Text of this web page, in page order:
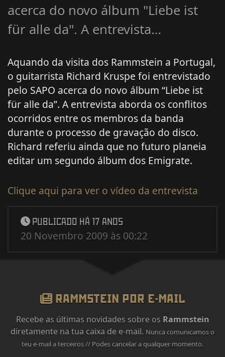
acerca do novo álbum "Liebe ist
für alle da". A entrevista…
Aquando da visita dos Rammstein a Portugal,
o guitarrista Richard Kruspe foi entrevistado
pelo SAPO acerca do novo álbum “Liebe ist
für alle da”. A entrevista aborda os conflitos
ocorridos entre os membros da banda
durante o processo de gravação do disco.
Richard referiu ainda que no futuro planeia
editar um segundo álbum dos Emigrate.
Clique aqui para ver o vídeo da entrevista
PUBLICADO HÁ 17 ANOS
20 Novembro 2009 às 00:22
RAMMSTEIN POR E-MAIL
Recebe as últimas novidades sobre os Rammstein
diretamente na tua caixa de e-mail. Nunca comunicamos o
teu e-mail a terceiros // Podes cancelar a qualquer momento.